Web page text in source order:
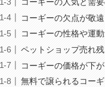
コーギーの欠点が敬
コーギーの性格や運
ペットショップ売れ
コーギーの価格が下
無料で譲られるコー